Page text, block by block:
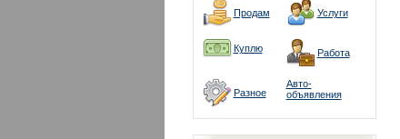
Продам Услуги
Куплю Работа
Разное
Авто-
объявления